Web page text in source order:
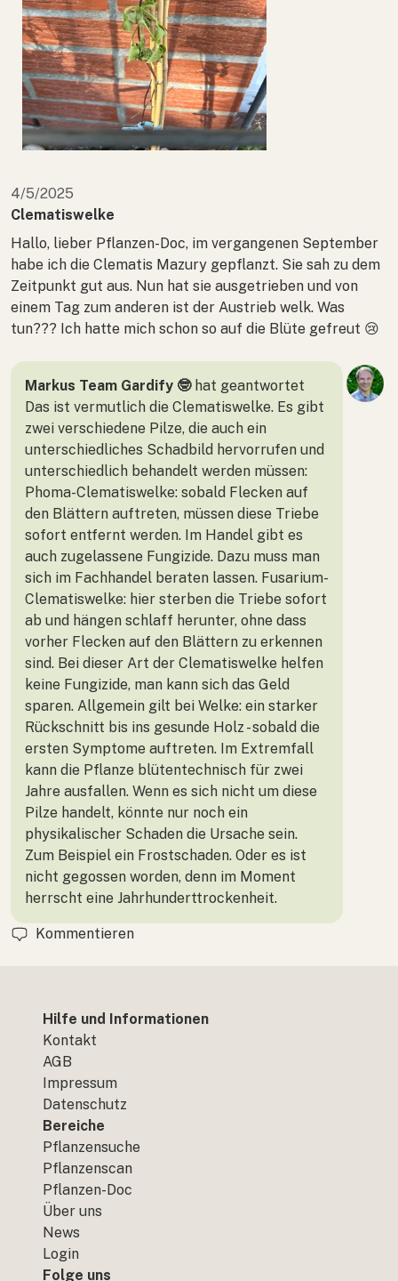
4/5/2025
Clematiswelke
Hallo, lieber Pflanzen-Doc, im vergangenen September
habe ich die Clematis Mazury gepflanzt. Sie sah zu dem
Zeitpunkt gut aus. Nun hat sie ausgetrieben und von
einem Tag zum anderen ist der Austrieb welk. Was
tun??? Ich hatte mich schon so auf die Blüte gefreut 😢
Markus Team Gardify 🤓hat geantwortet
Das ist vermutlich die Clematiswelke. Es gibt
zwei verschiedene Pilze, die auch ein
unterschiedliches Schadbild hervorrufen und
unterschiedlich behandelt werden müssen:
Phoma-Clematiswelke: sobald Flecken auf
den Blättern auftreten, müssen diese Triebe
sofort entfernt werden. Im Handel gibt es
auch zugelassene Fungizide. Dazu muss man
sich im Fachhandel beraten lassen. Fusarium-
Clematiswelke: hier sterben die Triebe sofort
ab und hängen schlaff herunter, ohne dass
vorher Flecken auf den Blättern zu erkennen
sind. Bei dieser Art der Clematiswelke helfen
keine Fungizide, man kann sich das Geld
sparen. Allgemein gilt bei Welke: ein starker
Rückschnitt bis ins gesunde Holz - sobald die
ersten Symptome auftreten. Im Extremfall
kann die Pflanze blütentechnisch für zwei
Jahre ausfallen. Wenn es sich nicht um diese
Pilze handelt, könnte nur noch ein
physikalischer Schaden die Ursache sein.
Zum Beispiel ein Frostschaden. Oder es ist
nicht gegossen worden, denn im Moment
herrscht eine Jahrhunderttrockenheit.
Kommentieren
Hilfe und Informationen
Kontakt
AGB
Impressum
Datenschutz
Bereiche
Pflanzensuche
Pflanzenscan
Pflanzen-Doc
Über uns
News
Login
Folge uns